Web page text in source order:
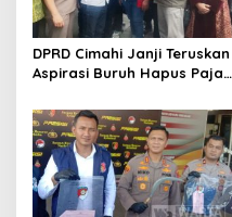
DPRD Cimahi Janji Teruskan
Aspirasi Buruh Hapus Pajak
dan DPR